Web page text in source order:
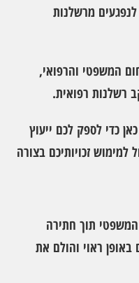
לנפגעים מרשלנות
המשפטי והרפואי,
רשלנות רפואית.
כדי לספק לכם ייעוץ
למימוש זכויותיכם בצורה
תוך חתירה
ראוי והולם את